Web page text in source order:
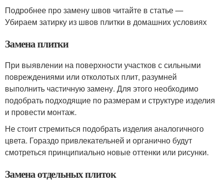
Подробнее про замену швов читайте в статье —
Убираем затирку из швов плитки в домашних условиях
Замена плитки
При выявлении на поверхности участков с сильными
повреждениями или отколотых плит, разумней
выполнить частичную замену. Для этого необходимо
подобрать подходящие по размерам и структуре изделия
и провести монтаж.
Не стоит стремиться подобрать изделия аналогичного
цвета. Гораздо привлекательней и органично будут
смотреться принципиально новые оттенки или рисунки.
Замена отдельных плиток